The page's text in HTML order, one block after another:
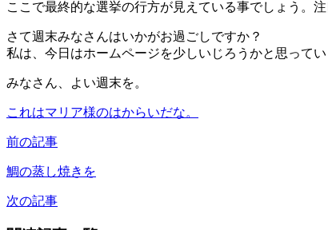
ここで最終的な選挙の行方が見えている事でしょう。注
さて週末みなさんはいかがお過ごしですか？
私は、今日はホームページを少しいじろうかと思って
みなさん、よい週末を。
これはマリア様のはからいだな。
前の記事
鯛の蒸し焼きを
次の記事